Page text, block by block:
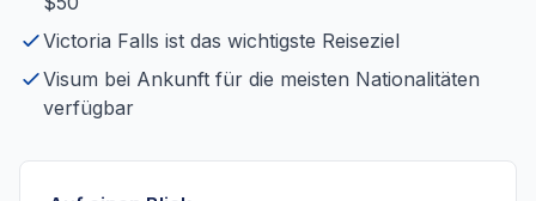
Victoria Falls ist das wichtigste Reiseziel
Visum bei Ankunft für die meisten Nationalitäten
verfügbar